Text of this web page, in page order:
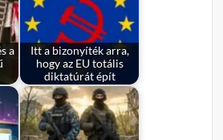
a
Itt a bizonyíték arra,
hogy az EU totális
diktatúrát épít